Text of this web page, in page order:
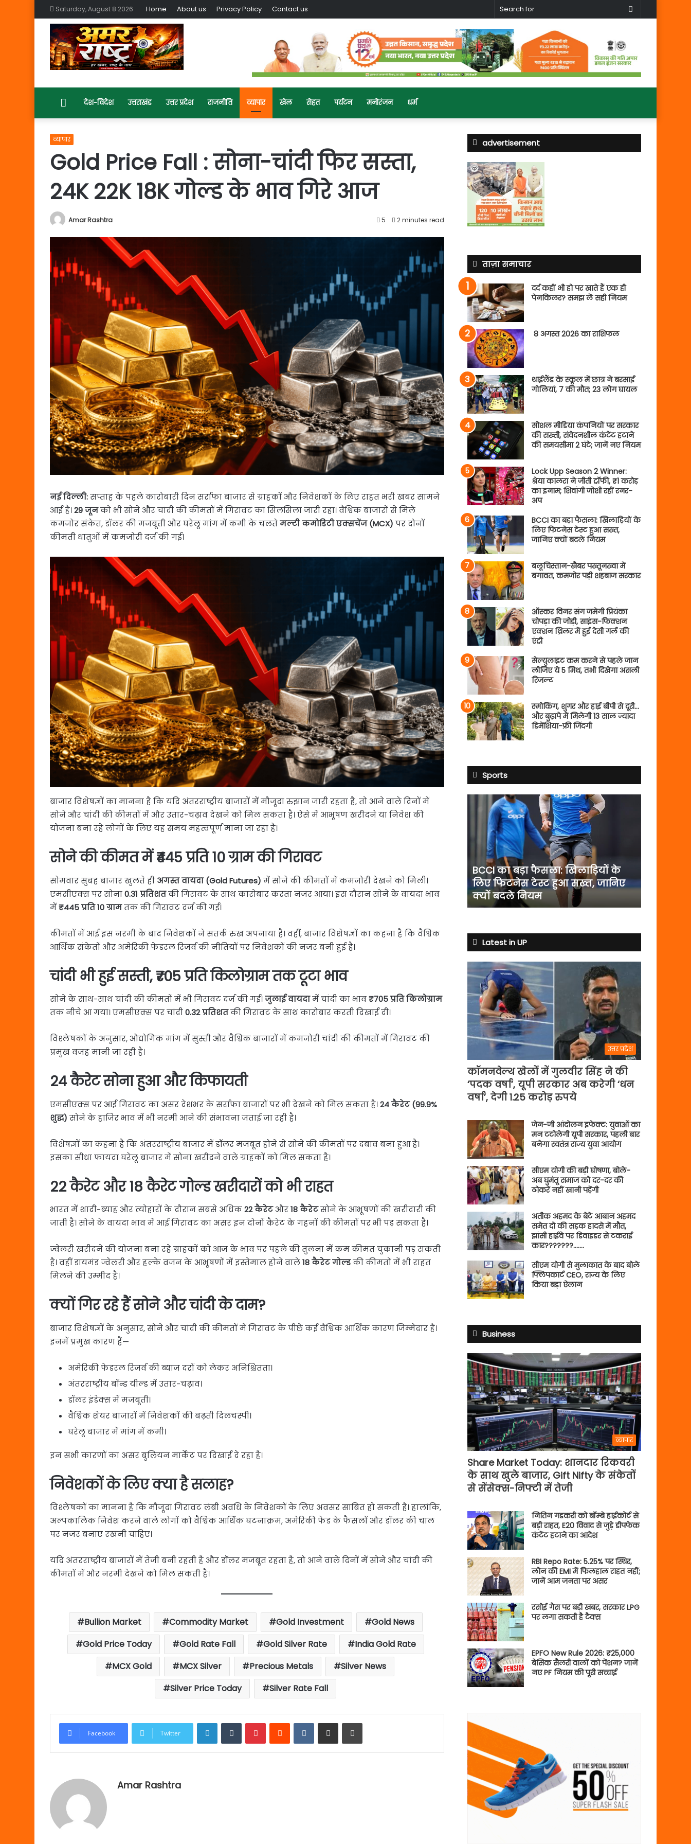
Saturday, August 8 2026 Home About us Privacy Policy Contact us
Search
Homeदेश-विदेश उत्तराखंड उत्तर प्रदेश राजनीति व्यापार खेल सेहत पर्यटन मनोरंजन धर्म
व्यापार
Gold Price Fall : सोना-चांदी फिर सस्ता,
24K 22K 18K गोल्ड के भाव गिरे आज
Amar Rashtra 5 2 minutes read
नई दिल्ली:सप्ताह के पहले कारोबारी दिन सर्राफा बाजार से ग्राहकों और निवेशकों के लिए राहत भरी खबर सामने
आई है।29 जूनको भी सोने और चांदी की कीमतों में गिरावट का सिलसिला जारी रहा। वैश्विक बाजारों से मिले
कमजोर संकेत, डॉलर की मजबूती और घरेलू मांग में कमी के चलतेमल्टी कमोडिटी एक्सचेंज (MCX) पर दोनों
कीमती धातुओं में कमजोरी दर्ज की गई।
बाजार विशेषज्ञों का मानना है कि यदि अंतरराष्ट्रीय बाजारों में मौजूदा रुझान जारी रहता है, तो आने वाले दिनों में
सोने और चांदी की कीमतों में और उतार-चढ़ाव देखने को मिल सकता है। ऐसे में आभूषण खरीदने या निवेश की
योजना बना रहे लोगों के लिए यह समय महत्वपूर्ण माना जा रहा है।
सोने की कीमत में ₹445 प्रति 10 ग्राम की गिरावट
सोमवार सुबह बाजार खुलते ही अगस्त वायदा (Gold Futures) में सोने की कीमतों में कमजोरी देखने को मिली।
एमसीएक्स पर सोना0.31 प्रतिशतकी गिरावट के साथ कारोबार करता नजर आया। इस दौरान सोने के वायदा भाव
में₹445 प्रति 10 ग्रामतक की गिरावट दर्ज की गई।
कीमतों में आई इस नरमी के बाद निवेशकों ने सतर्क रुख अपनाया है। वहीं, बाजार विशेषज्ञों का कहना है कि वैश्विक
आर्थिक संकेतों और अमेरिकी फेडरल रिजर्व की नीतियों पर निवेशकों की नजर बनी हुई है।
चांदी भी हुई सस्ती, ₹705 प्रति किलोग्राम तक टूटा भाव
सोने के साथ-साथ चांदी की कीमतों में भी गिरावट दर्ज की गई।जुलाई वायदामें चांदी का भाव₹705 प्रति किलोग्राम
तक नीचे आ गया। एमसीएक्स पर चांदी0.32 प्रतिशतकी गिरावट के साथ कारोबार करती दिखाई दी।
विश्लेषकों के अनुसार, औद्योगिक मांग में सुस्ती और वैश्विक बाजारों में कमजोरी चांदी की कीमतों में गिरावट की
प्रमुख वजह मानी जा रही है।
24 कैरेट सोना हुआ और किफायती
एमसीएक्स पर आई गिरावट का असर देशभर के सर्राफा बाजारों पर भी देखने को मिल सकता है।24 कैरेट (99.9%
शुद्ध) सोने के हाजिर भाव में भी नरमी आने की संभावना जताई जा रही है।
विशेषज्ञों का कहना है कि अंतरराष्ट्रीय बाजार में डॉलर मजबूत होने से सोने की कीमतों पर दबाव बना हुआ है।
इसका सीधा फायदा घरेलू बाजार में सोना खरीदने वाले ग्राहकों को मिल सकता है।
22 कैरेट और 18 कैरेट गोल्ड खरीदारों को भी राहत
भारत में शादी-ब्याह और त्योहारों के दौरान सबसे अधिक22 कैरेटऔर18 कैरेटसोने के आभूषणों की खरीदारी की
जाती है। सोने के वायदा भाव में आई गिरावट का असर इन दोनों कैरेट के गहनों की कीमतों पर भी पड़ सकता है।
ज्वेलरी खरीदने की योजना बना रहे ग्राहकों को आज के भाव पर पहले की तुलना में कम कीमत चुकानी पड़ सकती
है। वहीं डायमंड ज्वेलरी और हल्के वजन के आभूषणों में इस्तेमाल होने वाले18 कैरेट गोल्डकी कीमतों में भी राहत
मिलने की उम्मीद है।
क्यों गिर रहे हैं सोने और चांदी के दाम?
बाजार विशेषज्ञों के अनुसार, सोने और चांदी की कीमतों में गिरावट के पीछे कई वैश्विक आर्थिक कारण जिम्मेदार हैं।
इनमें प्रमुख कारण हैं—
अमेरिकी फेडरल रिजर्व की ब्याज दरों को लेकर अनिश्चितता।
अंतरराष्ट्रीय बॉन्ड यील्ड में उतार-चढ़ाव।
डॉलर इंडेक्स में मजबूती।
वैश्विक शेयर बाजारों में निवेशकों की बढ़ती दिलचस्पी।
घरेलू बाजार में मांग में कमी।
इन सभी कारणों का असर बुलियन मार्केट पर दिखाई दे रहा है।
निवेशकों के लिए क्या है सलाह?
विश्लेषकों का मानना है कि मौजूदा गिरावट लंबी अवधि के निवेशकों के लिए अवसर साबित हो सकती है। हालांकि,
अल्पकालिक निवेश करने वाले लोगों को वैश्विक आर्थिक घटनाक्रम, अमेरिकी फेड के फैसलों और डॉलर की चाल
पर नजर बनाए रखनी चाहिए।
यदि अंतरराष्ट्रीय बाजारों में तेजी बनी रहती है और डॉलर मजबूत रहता है, तो आने वाले दिनों में सोने और चांदी की
कीमतों में और नरमी देखने को मिल सकती है।
Bullion Market Commodity Market Gold Investment
Gold News
Gold Price Today
Gold Rate Fall Gold Silver Rate
India Gold Rate
MCX Gold
MCX Silver Precious Metals
Silver News
Silver Price Today
Silver Rate Fall
Facebook Twitter
LinkedInTumblrPinterestReddit VKontakte
Share via Email Print
Amar Rashtra
advertisement
ताज़ा समाचार
दर्द कहीं भी हो पर खाते हैं एक ही
पेनकिलर? समझ लें सही नियम
8 अगस्त 2026 का राशिफल
थाईलैंड के स्कूल में छात्र ने बरसाईं
गोलियां, 7 की मौत; 23 लोग घायल
सोशल मीडिया कंपनियों पर सरकार
की सख्ती, संवेदनशील कंटेंट हटाने
की समयसीमा 2 घंटे; जानें नए नियम
Lock Upp Season 2 Winner:
श्रेया कालरा ने जीती ट्रॉफी, ₹1 करोड़
का इनाम; शिवांगी जोशी रहीं रनर-
अप
BCCI का बड़ा फैसला: खिलाड़ियों के
लिए फिटनेस टेस्ट हुआ सख्त,
जानिए क्यों बदले नियम
बलूचिस्तान-खैबर पख्तूनख्वा में
बगावत, कमजोर पड़ी शहबाज सरकार
ऑस्कर विनर संग जमेगी प्रियंका
चोपड़ा की जोड़ी, साइंस-फिक्शन
एक्शन थ्रिलर में हुई देसी गर्ल की
एंट्री
सेल्युलाइट कम करने से पहले जान
लीजिए ये 5 मिथ, तभी दिखेगा असली
रिजल्ट
स्मोकिंग, शुगर और हाई बीपी से दूरी…
और बुढ़ापे में मिलेगी 13 साल ज्यादा
डिमेंशिया-फ्री जिंदगी
Sports
फैसला:
खिलाड़ियों
फिटनेस
टेस्ट
हुआ
सख्त,
बदले
नियम
BCCI का बड़ा फैसला: खिलाड़ियों के
लिए फिटनेस टेस्ट हुआ सख्त, जानिए
क्यों बदले नियम
Latest in UP
उत्तर प्रदेश
कॉमनवेल्थ खेलों में गुलवीर सिंह ने की
‘पदक वर्षा’, यूपी सरकार अब करेगी ‘धन
वर्षा’, देगी 1.25 करोड़ रुपये
जेन-जी आंदोलन इफेक्ट: युवाओं का
मन टटोलेगी यूपी सरकार, पहली बार
बनेगा स्वतंत्र राज्य युवा आयोग
सीएम योगी की बड़ी घोषणा, बोले-
अब घुमंतू समाज को दर-दर की
ठोकरें नहीं खानी पड़ेंगी
अतीक अहमद के बेटे आबान अहमद
समेत दो की सड़क हादसे में मौत,
झांसी हाईवे पर डिवाइडर से टकराई
कार???????…….
सीएम योगी से मुलाकात के बाद बोले
फ्लिपकार्ट CEO, राज्य के लिए
किया बड़ा ऐलान
Business
व्यापार
Share Market Today: शानदार रिकवरी
के साथ खुले बाजार, Gift Nifty के संकेतों
से सेंसेक्स-निफ्टी में तेजी
नितिन गडकरी को बॉम्बे हाईकोर्ट से
बड़ी राहत, E20 विवाद से जुड़े डीपफेक
कंटेंट हटाने का आदेश
RBI Repo Rate: 5.25% पर स्थिर,
लोन की EMI में फिलहाल राहत नहीं;
जानें आम जनता पर असर
रसोई गैस पर बड़ी खबर, सरकार LPG
पर लगा सकती है टैक्स
EPFO New Rule 2026: ₹25,000
बेसिक सैलरी वालों को पेंशन? जानें
नए PF नियम की पूरी सच्चाई